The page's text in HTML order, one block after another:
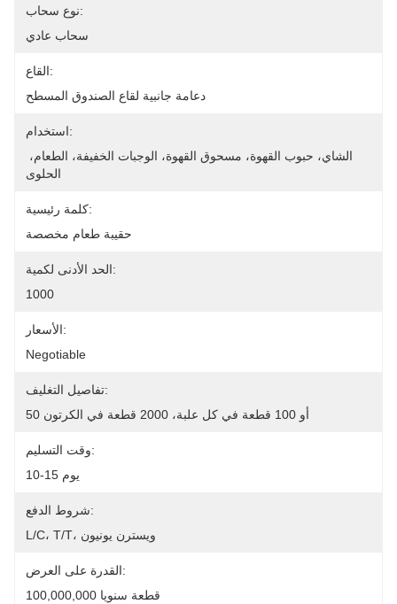
نوع سحاب:
سحاب عادي
القاع:
دعامة جانبية لقاع الصندوق المسطح
استخدام:
الحلوى
كلمة رئيسية:
حقيبة طعام مخصصة
الحد الأدنى لكمية:
1000
الأسعار:
Negotiable
تفاصيل التغليف:
50 أو 100 قطعة في كل علبة، 2000 قطعة في الكرتون
وقت التسليم:
10-15 يوم
شروط الدفع:
L/C، T/T، ويسترن يونيون
القدرة على العرض:
100,000,000 قطعة سنويا